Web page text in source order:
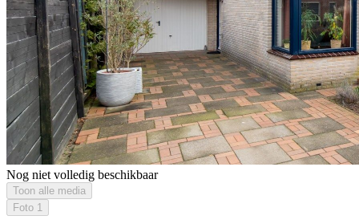
Nog niet volledig beschikbaar
Toon alle media
Foto 1